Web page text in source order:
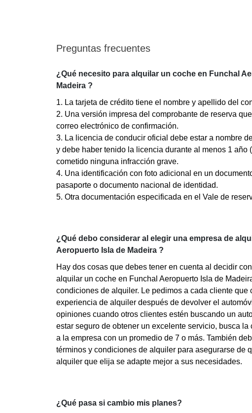
Preguntas frecuentes
¿Qué necesito para alquilar un coche en Funchal
Madeira ?
1. La tarjeta de crédito tiene el nombre y apellido del
2. Una versión impresa del comprobante de reserva
correo electrónico de confirmación.
3. La licencia de conducir oficial debe estar a nombre
y debe haber tenido la licencia durante al menos 1 año
cometido ninguna infracción grave.
4. Una identificación con foto adicional en un
pasaporte o documento nacional de identidad.
5. Otra documentación especificada en el Vale de
¿Qué debo considerar al elegir una empresa de
Aeropuerto Isla de Madeira ?
Hay dos cosas que debes tener en cuenta al decidir
alquilar un coche en Funchal Aeropuerto Isla de
condiciones de alquiler. Le pedimos a cada cliente que
experiencia de alquiler después de devolver el
opiniones cuando otros clientes estén buscando un
estar seguro de obtener un excelente servicio, busca
a la empresa con un promedio de 7 o más. También
términos y condiciones de alquiler para asegurarse de
alquiler que elija se adapte mejor a sus necesidades.
¿Qué pasa si cambio mis planes?